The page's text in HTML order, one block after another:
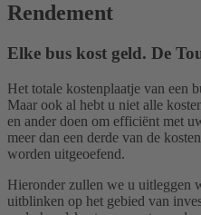
Rendement
Elke bus kost geld. De
Het totale kostenplaatje van een
Maar ook al hebt u niet alle
en ander doen om efficiënt met
meer dan een derde van de
worden uitgeoefend.
Hieronder zullen we u uitleggen
uitblinken op het gebied van